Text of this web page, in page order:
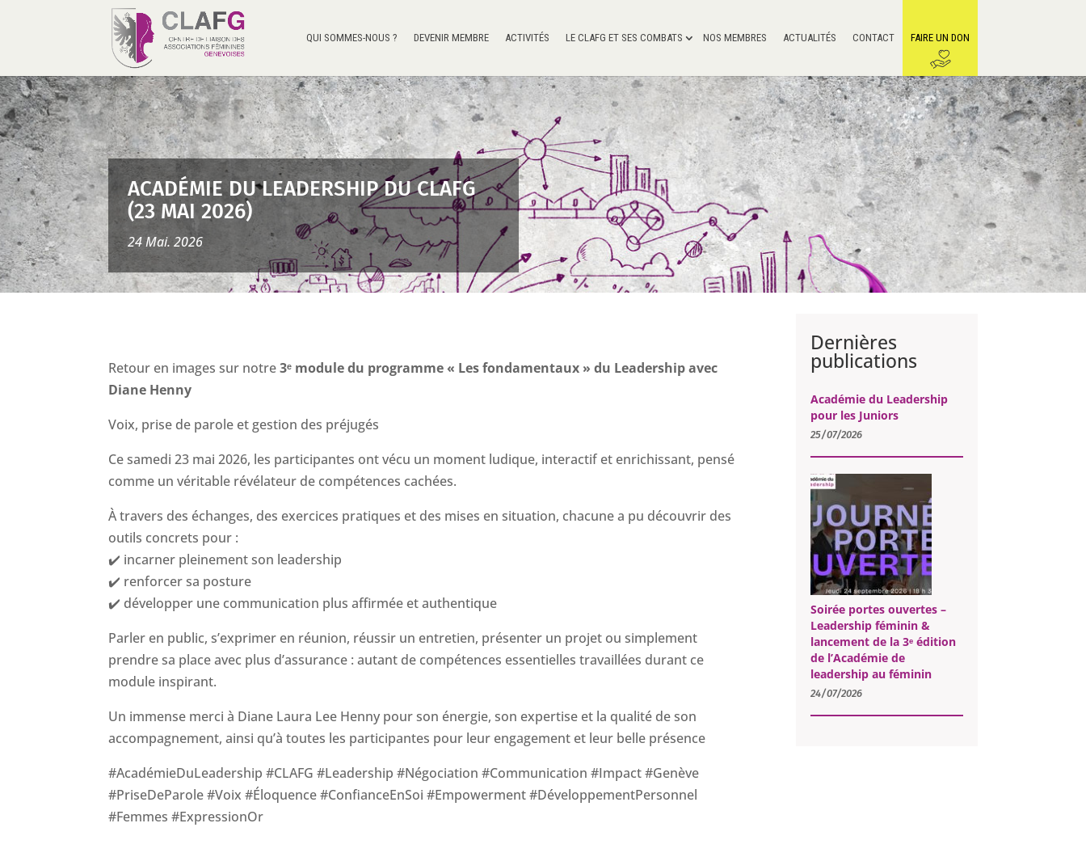
QUI SOMMES-NOUS ? DEVENIR MEMBRE ACTIVITÉS LE CLAFG ET SES COMBATS NOS MEMBRES ACTUALITÉS CONTACT FAIRE UN DON
ACADÉMIE DU LEADERSHIP DU CLAFG
(23 MAI 2026)
24 Mai. 2026
Retour en images sur notre3ᵉ module du programme « Les fondamentaux » du Leadership avec
Diane Henny
Voix, prise de parole et gestion des préjugés
Ce samedi 23 mai 2026, les participantes ont vécu un moment ludique, interactif et enrichissant, pensé
comme un véritable révélateur de compétences cachées.
À travers des échanges, des exercices pratiques et des mises en situation, chacune a pu découvrir des
outils concrets pour :
✔️ incarner pleinement son leadership
✔️ renforcer sa posture
✔️ développer une communication plus affirmée et authentique
Parler en public, s’exprimer en réunion, réussir un entretien, présenter un projet ou simplement
prendre sa place avec plus d’assurance : autant de compétences essentielles travaillées durant ce
module inspirant.
Un immense merci à Diane Laura Lee Henny pour son énergie, son expertise et la qualité de son
accompagnement, ainsi qu’à toutes les participantes pour leur engagement et leur belle présence
#AcadémieDuLeadership #CLAFG #Leadership #Négociation #Communication #Impact #Genève
#PriseDeParole #Voix #Éloquence #ConfianceEnSoi #Empowerment #DéveloppementPersonnel
#Femmes #ExpressionOr
Dernières
publications
Académie du Leadership
pour les Juniors
25/07/2026
Soirée portes ouvertes –
Leadership féminin &
lancement de la 3ᵉ édition
de l’Académie de
leadership au féminin
24/07/2026